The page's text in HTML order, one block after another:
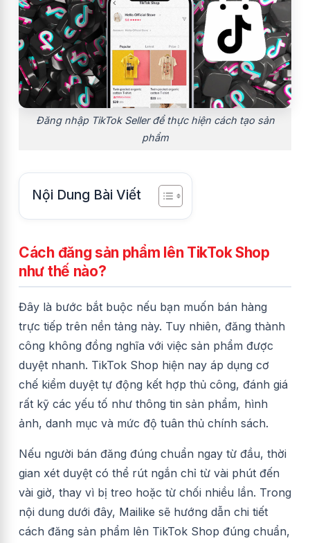
Đăng nhập TikTok Seller để thực hiện cách tạo sản
phẩm
Nội Dung Bài Viết
Cách đăng sản phẩm lên TikTok Shop
như thế nào?
Đây là bước bắt buộc nếu bạn muốn bán hàng
trực tiếp trên nền tảng này. Tuy nhiên, đăng thành
công không đồng nghĩa với việc sản phẩm được
duyệt nhanh. TikTok Shop hiện nay áp dụng cơ
chế kiểm duyệt tự động kết hợp thủ công, đánh giá
rất kỹ các yếu tố như thông tin sản phẩm, hình
ảnh, danh mục và mức độ tuân thủ chính sách.
Nếu người bán đăng đúng chuẩn ngay từ đầu, thời
gian xét duyệt có thể rút ngắn chỉ từ vài phút đến
vài giờ, thay vì bị treo hoặc từ chối nhiều lần. Trong
nội dung dưới đây, Mailike sẽ hướng dẫn chi tiết
cách đăng sản phẩm lên TikTok Shop đúng chuẩn,